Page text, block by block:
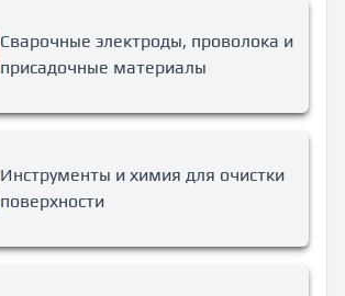
Сварочные электроды, проволока и
присадочные материалы
Инструменты и химия для очистки
поверхности